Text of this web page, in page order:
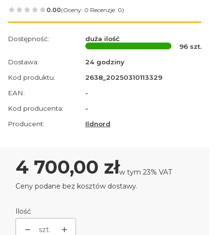
0.00(Oceny: 0 Recenzje: 0)
Dostępność:
duża ilość
96 szt.
Dostawa:
24 godziny
Kod produktu:
2638_20250310113329
EAN:
-
Kod producenta:
-
Producent:
Ildnord
Cena
4 700,00 złw tym 23% VAT
w tym 23% VAT
Ceny podane bez kosztów dostawy.
Ilość
szt.